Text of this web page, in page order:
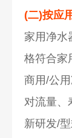
(二)按应
家用净水
格符合家
商用/公
对流量、
新研发/